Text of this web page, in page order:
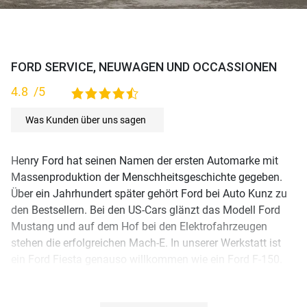
FORD SERVICE, NEUWAGEN UND OCCASSIONEN
4.8 /5 4,8 rating based on 115 ratings
Was Kunden über uns sagen
Henry Ford hat seinen Namen der ersten Automarke mit
Massenproduktion der Menschheitsgeschichte gegeben.
Über ein Jahrhundert später gehört Ford bei Auto Kunz zu
den Bestsellern. Bei den US-Cars glänzt das Modell Ford
Mustang und auf dem Hof bei den Elektrofahrzeugen
stehen die erfolgreichen Mach-E. In unserer Werkstatt ist
ein Ford Fiesta genauso willkommen wie ein Ford F-150.